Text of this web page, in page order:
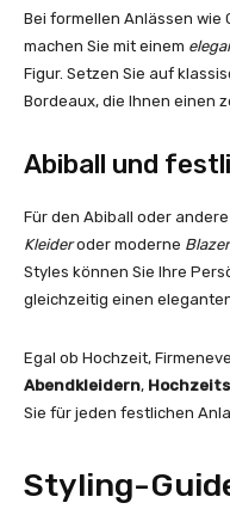
Bei formellen Anlässen wie
machen Sie mit einem
Figur. Setzen Sie auf
Bordeaux, die Ihnen einen
Abiball und
Für den Abiball oder
Kleideroder moderne
Styles können Sie Ihre
gleichzeitig einen
Egal ob Hochzeit,
Abendkleidern,
Sie für jeden festlichen
Styling-